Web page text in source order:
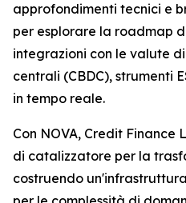
approfondimenti tecnici e
per esplorare la roadmap
integrazioni con le valute
centrali (CBDC), strumenti
in tempo reale.
Con NOVA, Credit
di catalizzatore per la
costruendo